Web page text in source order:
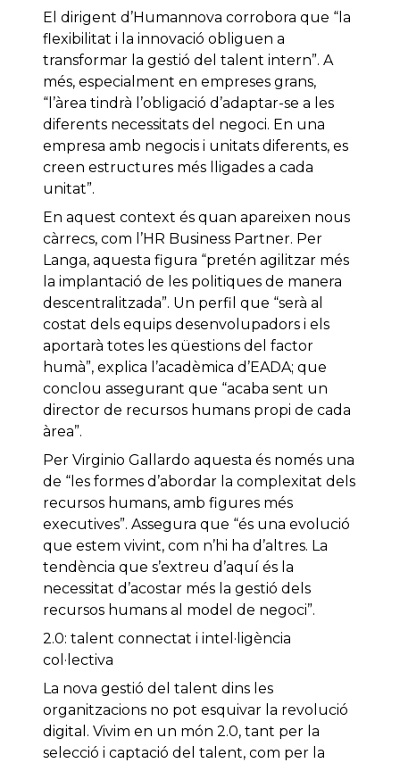
El dirigent d’Humannova corrobora que “la
flexibilitat i la innovació obliguen a
transformar la gestió del talent intern”. A
més, especialment en empreses grans,
“l’àrea tindrà l’obligació d’adaptar-se a les
diferents necessitats del negoci. En una
empresa amb negocis i unitats diferents, es
creen estructures més lligades a cada
unitat”.
En aquest context és quan apareixen nous
càrrecs, com l’HR Business Partner. Per
Langa, aquesta figura “pretén agilitzar més
la implantació de les politiques de manera
descentralitzada”. Un perfil que “serà al
costat dels equips desenvolupadors i els
aportarà totes les qüestions del factor
humà”, explica l’acadèmica d’EADA; que
conclou assegurant que “acaba sent un
director de recursos humans propi de cada
àrea”.
Per Virginio Gallardo aquesta és només una
de “les formes d’abordar la complexitat dels
recursos humans, amb figures més
executives”. Assegura que “és una evolució
que estem vivint, com n’hi ha d’altres. La
tendència que s’extreu d’aquí és la
necessitat d’acostar més la gestió dels
recursos humans al model de negoci”.
2.0: talent connectat i intel·ligència
col·lectiva
La nova gestió del talent dins les
organitzacions no pot esquivar la revolució
digital. Vivim en un món 2.0, tant per la
selecció i captació del talent, com per la